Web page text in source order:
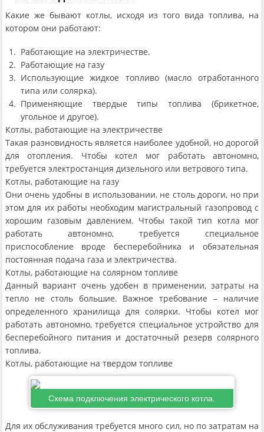
Какие же бывают котлы, исходя из того вида топлива, на
котором они работают:
Работающие на электричестве.
Работающие на газу
Использующие жидкое топливо (масло отработанного
типа или солярка).
Применяющие твердые типы топлива (брикетное,
угольное и другое).
Котлы, работающие на электричестве
Такая разновидность является наиболее удобной, но дорогой
для отопления. Чтобы котел мог работать автономно,
требуется электростанция дизельного или ветрового типа.
Котлы, работающие на газу
Они очень удобны в использовании, не столь дороги, но при
этом для их работы необходим магистральный газопровод с
хорошим газовым давлением. Чтобы такой тип котла мог
работать автономно, требуется специальное
приспособление вроде бесперебойника и обязательная
постоянная подача газа и электричества.
Котлы, работающие на солярном топливе
Данный вариант очень удобен в применении, затраты на
тепло не столь большие. Важное требование – наличие
определенного хранилища для солярки. Чтобы котел мог
работать автономно, требуется специальное устройство для
бесперебойного питания и достаточный резерв солярного
топлива.
Котлы, работающие на твердом топливе
Схема подключения электрического котла.
Для их обслуживания требуется много сил, но по затратам на